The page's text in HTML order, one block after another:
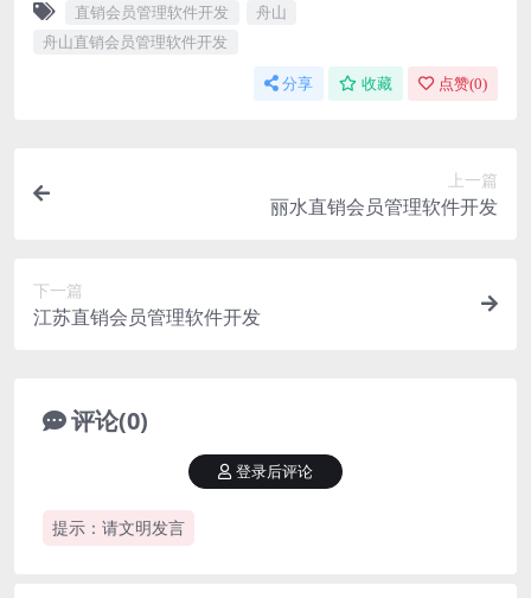
直销会员管理软件开发
舟山
舟山直销会员管理软件开发
分享 收藏 点赞(0)
上一篇
丽水直销会员管理软件开发
下一篇
江苏直销会员管理软件开发
评论(0)
提示：请文明发言
登录后评论